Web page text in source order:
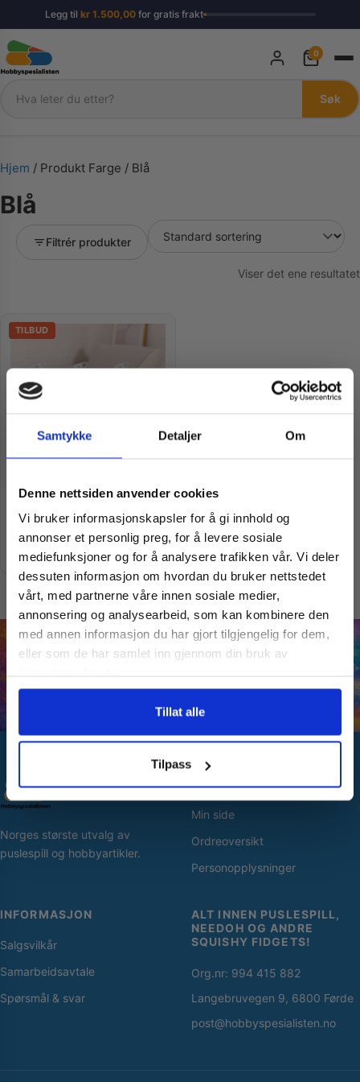
Samtykke Detaljer Om
Denne nettsiden anvender cookies
Vi bruker informasjonskapsler for å gi innhold og
annonser et personlig preg, for å levere sosiale
mediefunksjoner og for å analysere trafikken vår. Vi deler
dessuten informasjon om hvordan du bruker nettstedet
vårt, med partnerne våre innen sosiale medier,
annonsering og analysearbeid, som kan kombinere den
med annen informasjon du har gjort tilgjengelig for dem,
eller som de har samlet inn gjennom din bruk av
Tillat alle
Tilpass
Legg til kr1.500,00for gratis frakt
Søk
Søk
0
Hjem / Produkt Farge / Blå
Blå
Filtrér produkter
Viser det ene resultatet
TILBUD
kr199,00 kr199,00
Velg varianter
Norges største utvalg av
puslespill og hobbyartikler.
SNARVEIER
Min side
Ordreoversikt
Personopplysninger
INFORMASJON
Salgsvilkår
Samarbeidsavtale
Spørsmål & svar
ALT INNEN PUSLESPILL,
NEEDOH OG ANDRE
SQUISHY FIDGETS!
Org.nr: 994 415 882
Langebruvegen 9, 6800 Førde
post@hobbyspesialisten.no
Vil du ha
10% Rabatt?
Meld deg på vårt nyhetsbrev og motta
gode tilbud og produktinformasjon fra
oss¢!
Ja takk, jeg er med
Nei takk! Jeg betaler fullpris